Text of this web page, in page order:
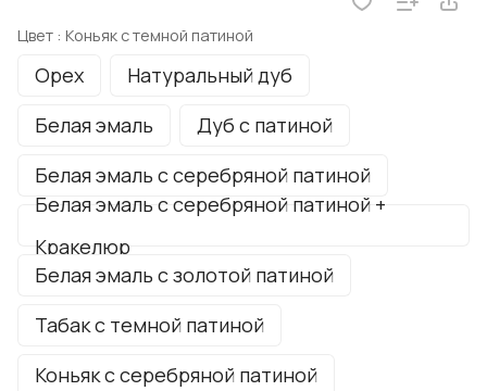
Цвет : Коньяк с темной патиной
Орех
Натуральный дуб
Белая эмаль
Дуб с патиной
Белая эмаль с серебряной патиной
Белая эмаль с серебряной патиной +
Кракелюр
Белая эмаль с золотой патиной
Табак с темной патиной
Коньяк с серебряной патиной